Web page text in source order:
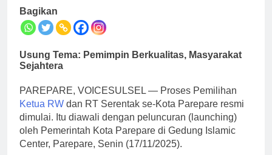
Bagikan
Usung Tema: Pemimpin Berkualitas, Masyarakat
Sejahtera
PAREPARE, VOICESULSEL — Proses Pemilihan
Ketua RW dan RT Serentak se-Kota Parepare resmi
dimulai. Itu diawali dengan peluncuran (launching)
oleh Pemerintah Kota Parepare di Gedung Islamic
Center, Parepare, Senin (17/11/2025).